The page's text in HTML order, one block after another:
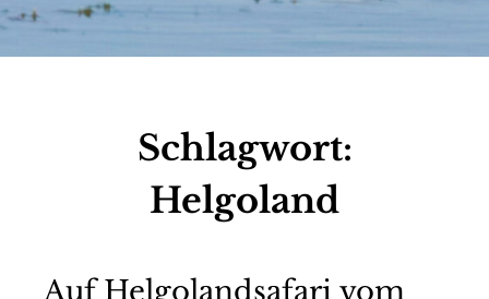
Schlagwort:
Helgoland
Auf Helgolandsafari vom